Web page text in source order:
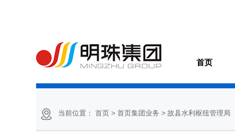
首页
当前位置： 首页 > 首页集团业务 > 故县水利枢纽管理局